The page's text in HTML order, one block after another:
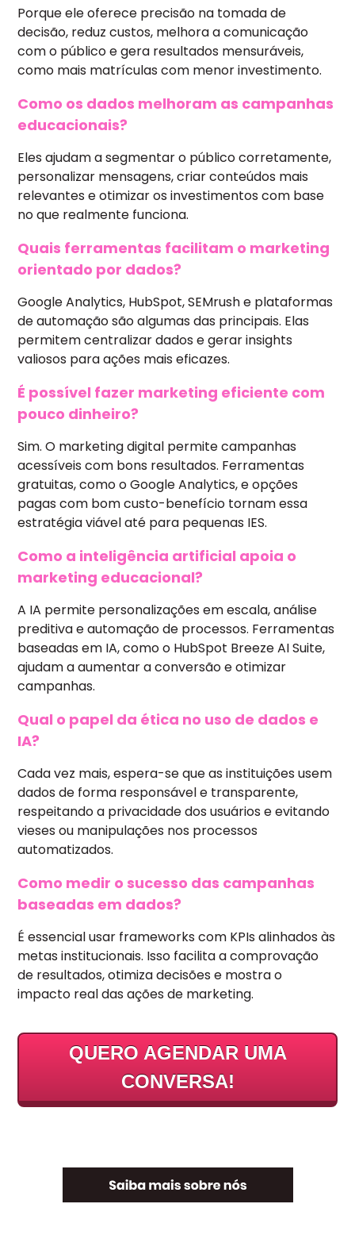
Porque ele oferece precisão na tomada de
decisão, reduz custos, melhora a comunicação
com o público e gera resultados mensuráveis,
como mais matrículas com menor investimento.
Como os dados melhoram as campanhas
educacionais?
Eles ajudam a segmentar o público corretamente,
personalizar mensagens, criar conteúdos mais
relevantes e otimizar os investimentos com base
no que realmente funciona.
Quais ferramentas facilitam o marketing
orientado por dados?
Google Analytics, HubSpot, SEMrush e plataformas
de automação são algumas das principais. Elas
permitem centralizar dados e gerar insights
valiosos para ações mais eficazes.
É possível fazer marketing eficiente com
pouco dinheiro?
Sim. O marketing digital permite campanhas
acessíveis com bons resultados. Ferramentas
gratuitas, como o Google Analytics, e opções
pagas com bom custo-benefício tornam essa
estratégia viável até para pequenas IES.
Como a inteligência artificial apoia o
marketing educacional?
A IA permite personalizações em escala, análise
preditiva e automação de processos. Ferramentas
baseadas em IA, como o HubSpot Breeze AI Suite,
ajudam a aumentar a conversão e otimizar
campanhas.
Qual o papel da ética no uso de dados e
IA?
Cada vez mais, espera-se que as instituições usem
dados de forma responsável e transparente,
respeitando a privacidade dos usuários e evitando
vieses ou manipulações nos processos
automatizados.
Como medir o sucesso das campanhas
baseadas em dados?
É essencial usar frameworks com KPIs alinhados às
metas institucionais. Isso facilita a comprovação
de resultados, otimiza decisões e mostra o
impacto real das ações de marketing.
QUERO AGENDAR UMA
CONVERSA!